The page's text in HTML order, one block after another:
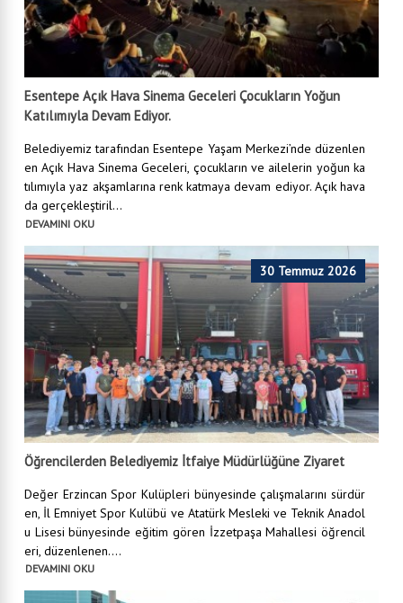
Esentepe Açık Hava Sinema Geceleri Çocukların Yoğun
Katılımıyla Devam Ediyor.
Belediyemiz tarafından Esentepe Yaşam Merkezi’nde düzenlen
en Açık Hava Sinema Geceleri, çocukların ve ailelerin yoğun ka
tılımıyla yaz akşamlarına renk katmaya devam ediyor. Açık hava
da gerçekleştiril...
DEVAMINI OKU
30 Temmuz 2026
Öğrencilerden Belediyemiz İtfaiye Müdürlüğüne Ziyaret
Değer Erzincan Spor Kulüpleri bünyesinde çalışmalarını sürdür
en, İl Emniyet Spor Kulübü ve Atatürk Mesleki ve Teknik Anadol
u Lisesi bünyesinde eğitim gören İzzetpaşa Mahallesi öğrencil
eri, düzenlenen....
DEVAMINI OKU